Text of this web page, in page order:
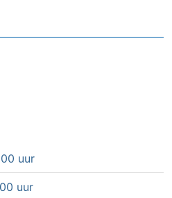
uur
uur